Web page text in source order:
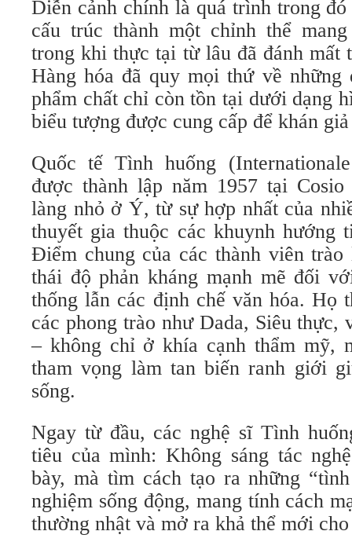
Diễn cảnh chính là quá trình trong
cấu trúc thành một chỉnh thể
trong khi thực tại từ lâu đã đánh mất
Hàng hóa đã quy mọi thứ về những
phẩm chất chỉ còn tồn tại dưới dạng
biểu tượng được cung cấp để khán
Quốc tế Tình huống
được thành lập năm 1957 tại
làng nhỏ ở Ý, từ sự hợp nhất của
thuyết gia thuộc các khuynh hướng
Điểm chung của các thành viên
thái độ phản kháng mạnh mẽ đối
thống lẫn các định chế văn hóa. Họ
các phong trào như Dada, Siêu thực,
– không chỉ ở khía cạnh thẩm mỹ,
tham vọng làm tan biến ranh giới
sống.
Ngay từ đầu, các nghệ sĩ Tình
tiêu của mình: Không sáng tác
bày, mà tìm cách tạo ra những
nghiệm sống động, mang tính cách
thường nhật và mở ra khả thể mới